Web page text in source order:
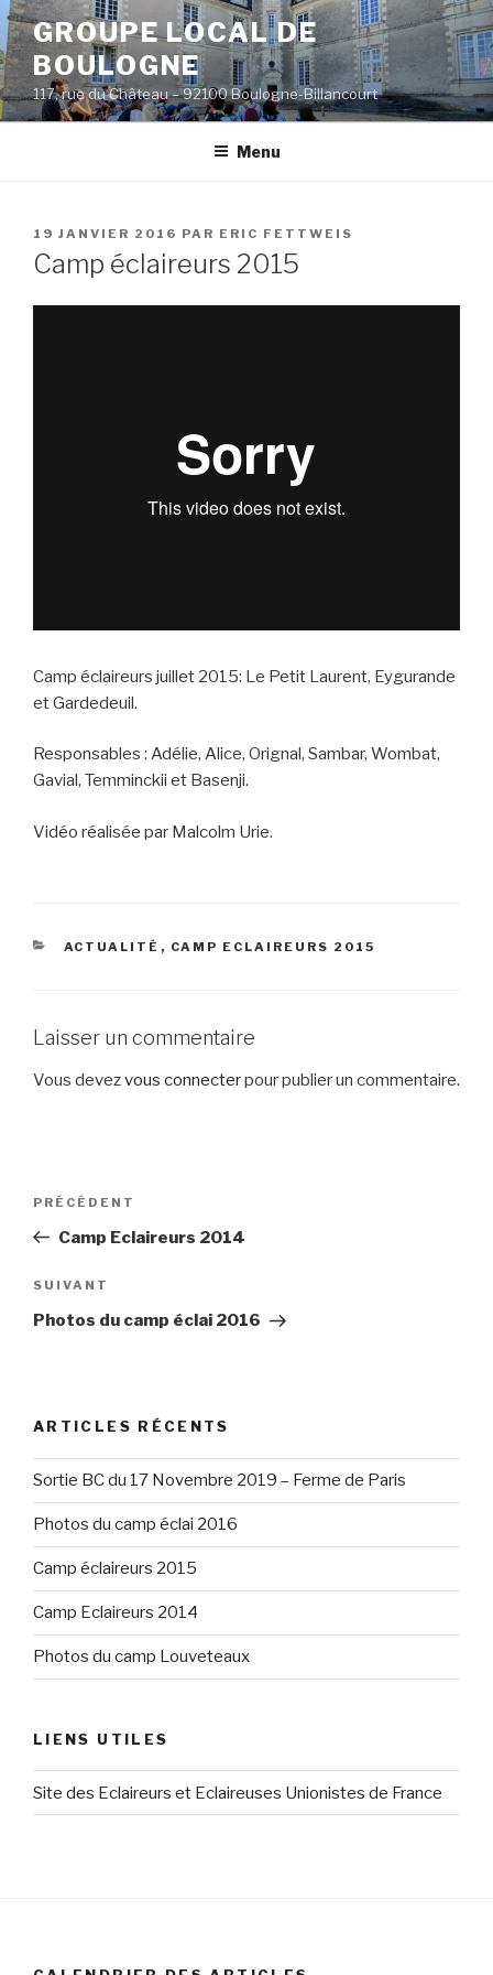
Aller
au
contenu
principal
GROUPE LOCAL DE
BOULOGNE
117, rue du Château – 92100 Boulogne-Billancourt
Menu
PUBLIÉ
LE
19 JANVIER 2016 PAR ERIC FETTWEIS
Camp éclaireurs 2015
Camp éclaireurs juillet 2015: Le Petit Laurent, Eygurande
et Gardedeuil.
Responsables : Adélie, Alice, Orignal, Sambar, Wombat,
Gavial, Temminckii et Basenji.
Vidéo réalisée par Malcolm Urie.
CATÉGORIES
ACTUALITÉ , CAMP ECLAIREURS 2015
Laisser un commentaire
Vous devezvous connecterpour publier un commentaire.
Navigation
l’article
Article
précédent
PRÉCÉDENT
Camp Eclaireurs 2014
Article
suivant
SUIVANT
Photos du camp éclai 2016
ARTICLES RÉCENTS
Sortie BC du 17 Novembre 2019 – Ferme de Paris
Photos du camp éclai 2016
Camp éclaireurs 2015
Camp Eclaireurs 2014
Photos du camp Louveteaux
LIENS UTILES
Site des Eclaireurs et Eclaireuses Unionistes de France